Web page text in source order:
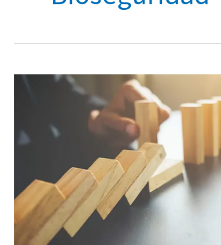
Estrategia
Sistemas
Gestión
Integral